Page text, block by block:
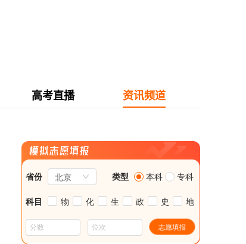
高考直播 资讯频道